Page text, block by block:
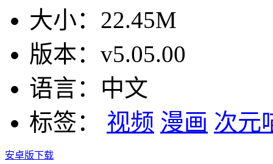
大小： 22.45M
版本： v5.05.00
语言： 中文
标签：
视频 漫画 次元
安卓版下载